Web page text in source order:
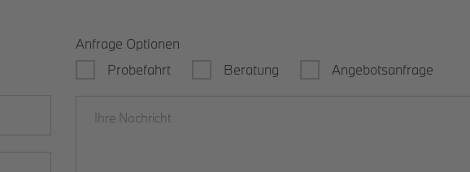
Anfrage Optionen
Probefahrt
Beratung Angebotsanfrage